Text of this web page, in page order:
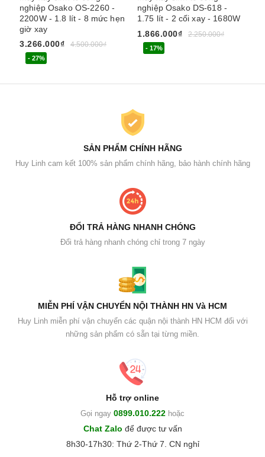
nghiệp Osako OS-2260 -
2200W - 1.8 lít - 8 mức hẹn
giờ xay
3.266.000₫
4.500.000₫
- 27%
nghiệp Osako DS-618 -
1.75 lít - 2 cối xay - 1680W
1.866.000₫
2.250.000₫
- 17%
SẢN PHẨM CHÍNH HÃNG
Huy Linh cam kết 100% sản phẩm chính hãng, bảo hành chính hãng
ĐỔI TRẢ HÀNG NHANH CHÓNG
Đổi trả hàng nhanh chóng chỉ trong 7 ngày
MIỄN PHÍ VẬN CHUYỂN NỘI THÀNH HN Và HCM
Huy Linh miễn phí vận chuyển các quận nội thành HN HCM đối với
những sản phẩm có sẵn tại từng miền.
Hỗ trợ online
Gọi ngay 0899.010.222 hoặc
Chat Zalo để được tư vấn
8h30-17h30: Thứ 2-Thứ 7. CN nghỉ